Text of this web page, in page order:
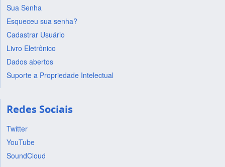
Sua Senha
Esqueceu sua senha?
Cadastrar Usuário
Livro Eletrônico
Dados abertos
Suporte a Propriedade Intelectual
Redes Sociais
Twitter
YouTube
SoundCloud